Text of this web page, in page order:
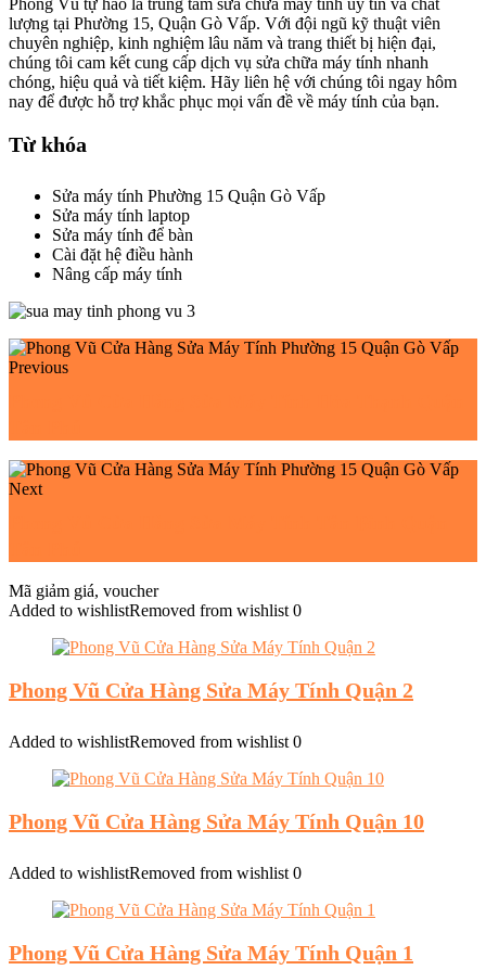
Phong Vũ tự hào là trung tâm sửa chữa máy tính uy tín và chất
lượng tại Phường 15, Quận Gò Vấp. Với đội ngũ kỹ thuật viên
chuyên nghiệp, kinh nghiệm lâu năm và trang thiết bị hiện đại,
chúng tôi cam kết cung cấp dịch vụ sửa chữa máy tính nhanh
chóng, hiệu quả và tiết kiệm. Hãy liên hệ với chúng tôi ngay hôm
nay để được hỗ trợ khắc phục mọi vấn đề về máy tính của bạn.
Từ khóa
Sửa máy tính Phường 15 Quận Gò Vấp
Sửa máy tính laptop
Sửa máy tính để bàn
Cài đặt hệ điều hành
Nâng cấp máy tính
Previous
Next
Mã giảm giá, voucher
Added to wishlistRemoved from wishlist 0
Phong Vũ Cửa Hàng Sửa Máy Tính Quận 2
Added to wishlistRemoved from wishlist 0
Phong Vũ Cửa Hàng Sửa Máy Tính Quận 10
Added to wishlistRemoved from wishlist 0
Phong Vũ Cửa Hàng Sửa Máy Tính Quận 1